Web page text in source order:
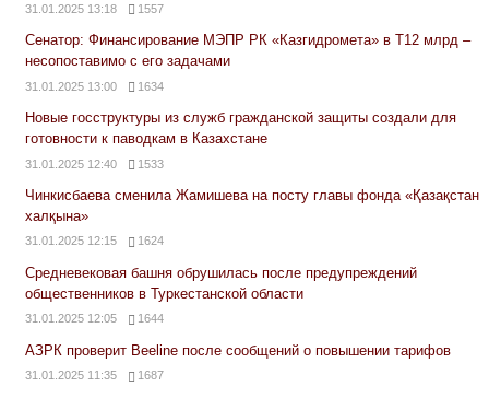
31.01.2025 13:18 1557
Сенатор: Финансирование МЭПР РК «Казгидромета» в Т12 млрд –
несопоставимо с его задачами
31.01.2025 13:00 1634
Новые госструктуры из служб гражданской защиты создали для
готовности к паводкам в Казахстане
31.01.2025 12:40 1533
Чинкисбаева сменила Жамишева на посту главы фонда «Қазақстан
халқына»
31.01.2025 12:15 1624
Средневековая башня обрушилась после предупреждений
общественников в Туркестанской области
31.01.2025 12:05 1644
АЗРК проверит Beeline после сообщений о повышении тарифов
31.01.2025 11:35 1687